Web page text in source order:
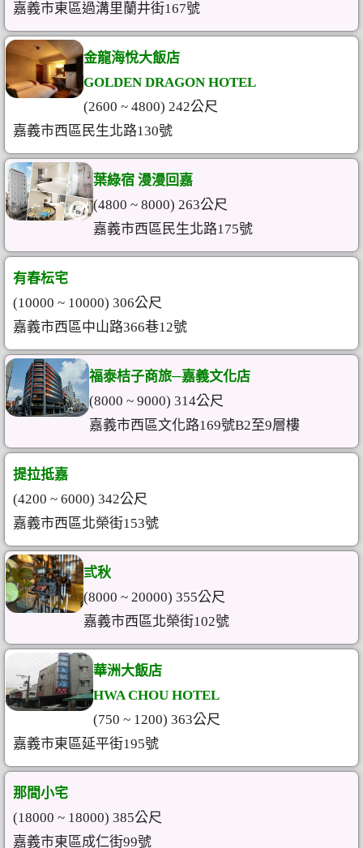
嘉義市東區過溝里蘭井街167號
金龍海悅大飯店
GOLDEN DRAGON HOTEL
(2600 ~ 4800) 242公尺
嘉義市西區民生北路130號
葉綠宿 漫漫回嘉
(4800 ~ 8000) 263公尺
嘉義市西區民生北路175號
有春枟宅
(10000 ~ 10000) 306公尺
嘉義市西區中山路366巷12號
福泰桔子商旅─嘉義文化店
(8000 ~ 9000) 314公尺
嘉義市西區文化路169號B2至9層樓
提拉抵嘉
(4200 ~ 6000) 342公尺
嘉義市西區北榮街153號
弎秋
(8000 ~ 20000) 355公尺
嘉義市西區北榮街102號
華洲大飯店
HWA CHOU HOTEL
(750 ~ 1200) 363公尺
嘉義市東區延平街195號
那間小宅
(18000 ~ 18000) 385公尺
嘉義市東區成仁街99號